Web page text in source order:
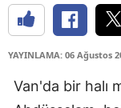
YAYINLAMA: 06 Ağustos
Van'da bir halı